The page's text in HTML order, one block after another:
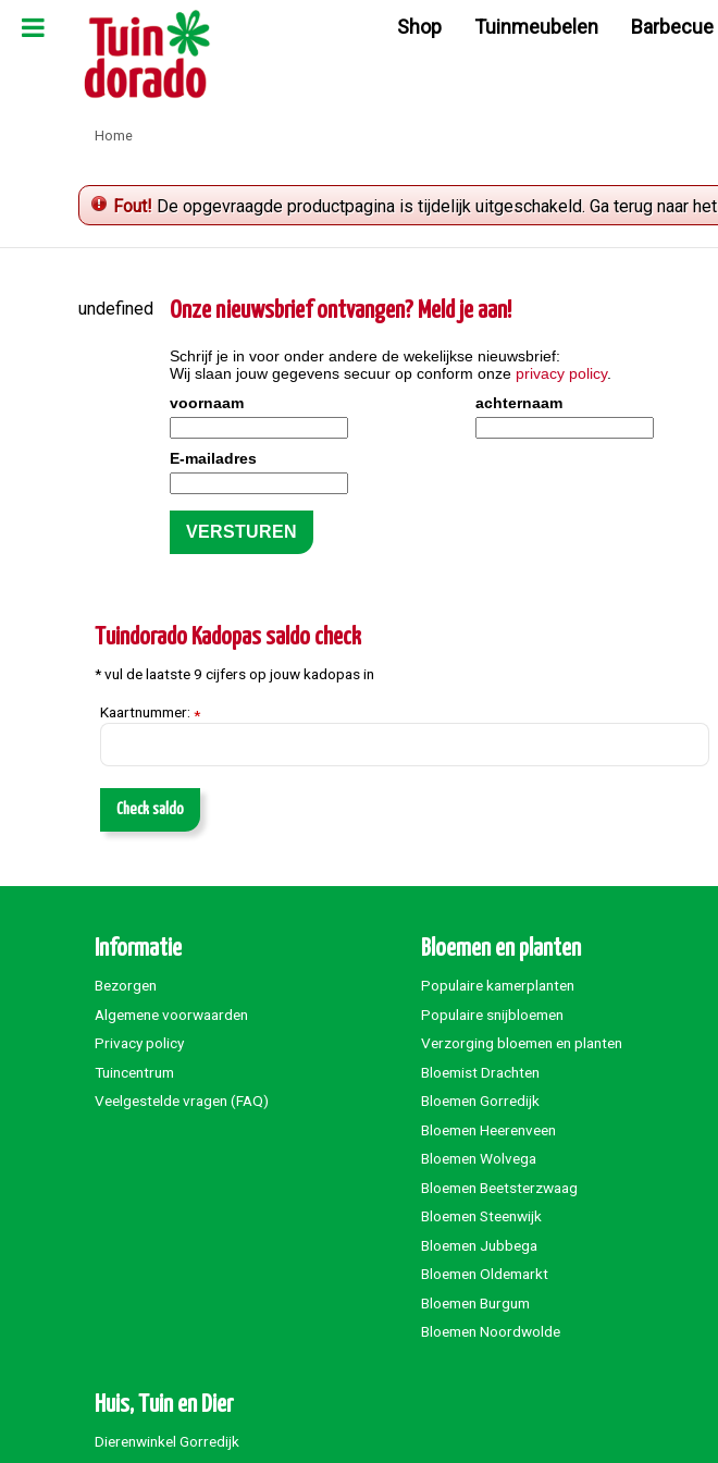
naar
Home
Shop Tuinmeubelen Barbecue
Fout! De opgevraagde productpagina is tijdelijk uitgeschakeld. Ga terug naar het
undefined Onze nieuwsbrief ontvangen? Meld je aan!
Schrijf je in voor onder andere de wekelijkse nieuwsbrief:
Wij slaan jouw gegevens secuur op conform onze privacy policy.
voornaam
achternaam
E-mailadres
Tuindorado Kadopas saldo check
* vul de laatste 9 cijfers op jouw kadopas in
Kaartnummer: *
Check saldo
Informatie
Bezorgen
Algemene voorwaarden
Privacy policy
Tuincentrum
Veelgestelde vragen (FAQ)
Bloemen en planten
Populaire kamerplanten
Populaire snijbloemen
Verzorging bloemen en planten
Bloemist Drachten
Bloemen Gorredijk
Bloemen Heerenveen
Bloemen Wolvega
Bloemen Beetsterzwaag
Bloemen Steenwijk
Bloemen Jubbega
Bloemen Oldemarkt
Bloemen Burgum
Bloemen Noordwolde
Huis, Tuin en Dier
Dierenwinkel Gorredijk